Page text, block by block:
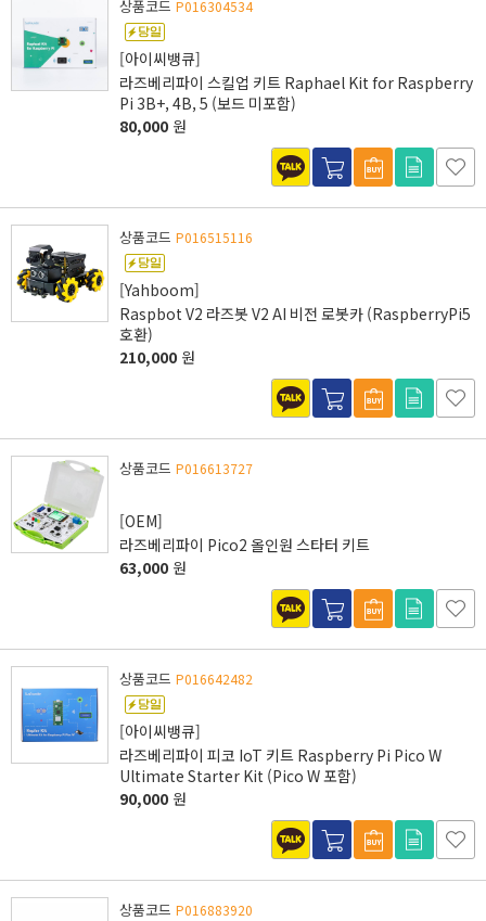
상품코드 P016304534
[아이씨뱅큐]
라즈베리파이 스킬업 키트 Raphael Kit for Raspberry
Pi 3B+, 4B, 5 (보드 미포함)
80,000 원
상품코드 P016515116
[Yahboom]
Raspbot V2 라즈봇 V2 AI 비전 로봇카 (RaspberryPi5
호환)
210,000 원
상품코드 P016613727
[OEM]
라즈베리파이 Pico2 올인원 스타터 키트
63,000 원
상품코드 P016642482
[아이씨뱅큐]
라즈베리파이 피코 IoT 키트 Raspberry Pi Pico W
Ultimate Starter Kit (Pico W 포함)
90,000 원
상품코드 P016883920